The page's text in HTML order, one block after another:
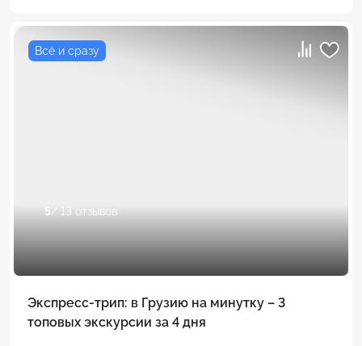
Всё и сразу
5/ 13 отзывов
Экспресс-трип: в Грузию на минутку – 3
топовых экскурсии за 4 дня